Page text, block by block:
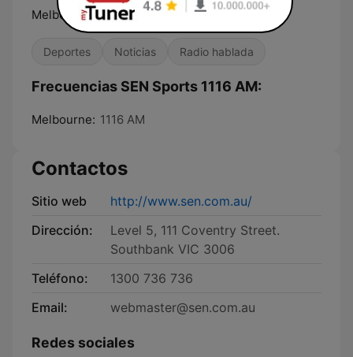
Melbourne's Home of Sport
Deportes Noticias Radio hablada
Frecuencias SEN Sports 1116 AM:
Melbourne: 1116 AM
Contactos
Sitio web
http://www.sen.com.au/
Dirección:
Level 5, 111 Coventry Street.
Southbank VIC 3006
Teléfono:
1300 736 736
Email:
webmaster@sen.com.au
Redes sociales